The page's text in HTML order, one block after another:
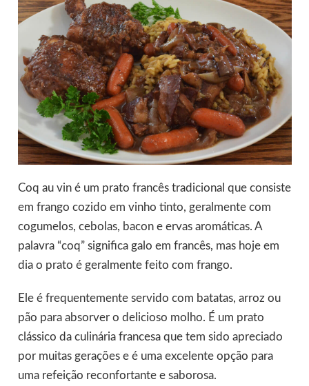
Coq au vin é um prato francês tradicional que consiste
em frango cozido em vinho tinto, geralmente com
cogumelos, cebolas, bacon e ervas aromáticas. A
palavra “coq” significa galo em francês, mas hoje em
dia o prato é geralmente feito com frango.
Ele é frequentemente servido com batatas, arroz ou
pão para absorver o delicioso molho. É um prato
clássico da culinária francesa que tem sido apreciado
por muitas gerações e é uma excelente opção para
uma refeição reconfortante e saborosa.